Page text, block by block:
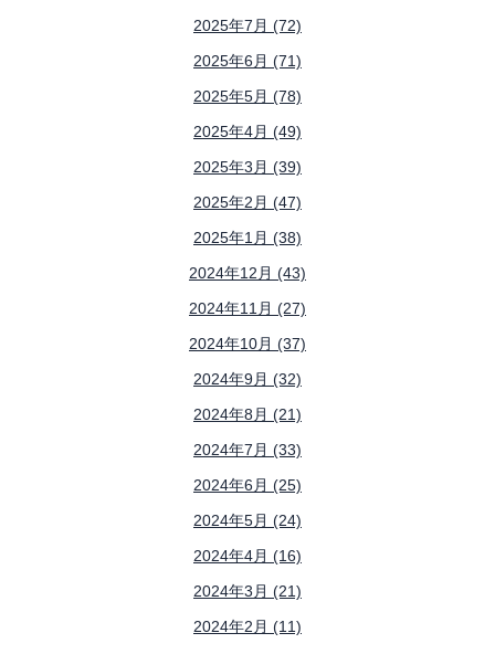
2025年7月 (72)
2025年6月 (71)
2025年5月 (78)
2025年4月 (49)
2025年3月 (39)
2025年2月 (47)
2025年1月 (38)
2024年12月 (43)
2024年11月 (27)
2024年10月 (37)
2024年9月 (32)
2024年8月 (21)
2024年7月 (33)
2024年6月 (25)
2024年5月 (24)
2024年4月 (16)
2024年3月 (21)
2024年2月 (11)